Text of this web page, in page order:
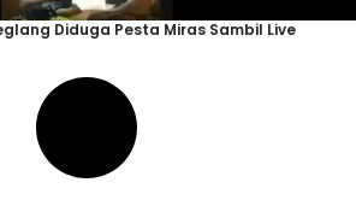
Diduga Pesta Miras Sambil Live